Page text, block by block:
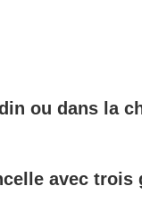
ou dans la
avec